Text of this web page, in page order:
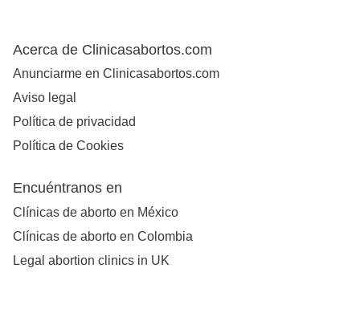
Acerca de Clinicasabortos.com
Anunciarme en Clinicasabortos.com
Aviso legal
Política de privacidad
Política de Cookies
Encuéntranos en
Clínicas de aborto en México
Clínicas de aborto en Colombia
Legal abortion clinics in UK